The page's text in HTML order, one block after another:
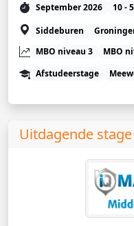
September 2026 10 -
Siddeburen
MBO niveau 3
MBO
Afstudeerstage
Uitdagende